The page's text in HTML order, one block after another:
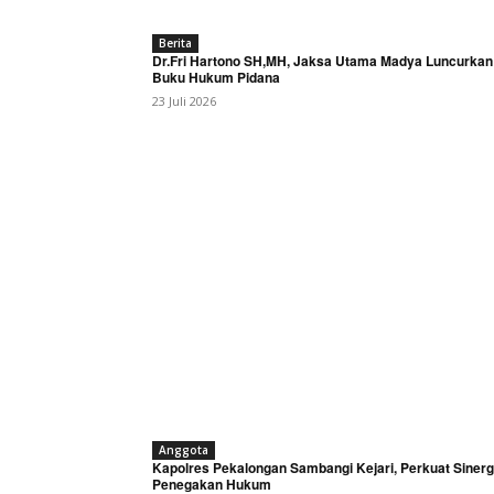
Berita
Dr.Fri Hartono SH,MH, Jaksa Utama Madya
Buku Hukum Pidana
23 Juli 2026
Anggota
Kapolres Pekalongan Sambangi Kejari, Perkuat
Penegakan Hukum